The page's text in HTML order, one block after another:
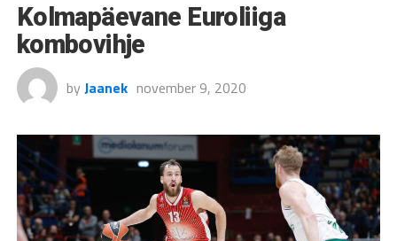
Kolmapäevane Euroliiga
kombovihje
by Jaanek november 9, 2020